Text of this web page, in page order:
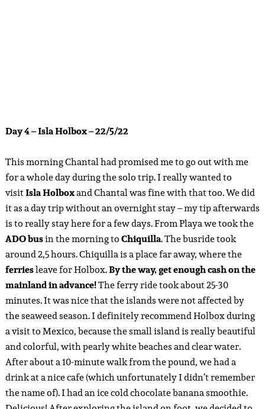
Day 4 – Isla Holbox – 22/5/22
This morning Chantal had promised me to go out with me
for a whole day during the solo trip. I really wanted to
visitIsla Holboxand Chantal was fine with that too. We did
it as a day trip without an overnight stay – my tip afterwards
is to really stay here for a few days. From Playa we took the
ADO busin the morning toChiquilla. The busride took
around 2,5 hours. Chiquilla is a place far away, where the
ferriesleave for Holbox.By the way, get enough cash on the
mainland in advance!The ferry ride took about 25-30
minutes. It was nice that the islands were not affected by
the seaweed season. I definitely recommend Holbox during
a visit to Mexico, because the small island is really beautiful
and colorful, with pearly white beaches and clear water.
After about a 10-minute walk from the pound, we had a
drink at a nice cafe (which unfortunately I didn’t remember
the name of). I had an ice cold chocolate banana smoothie.